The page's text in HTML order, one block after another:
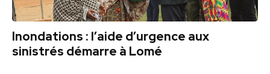
Inondations : l’aide d’urgence aux
sinistrés démarre à Lomé